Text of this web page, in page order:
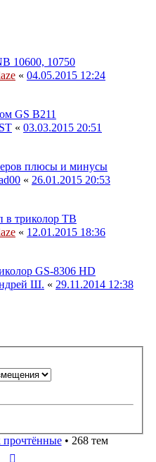
10600, 10750
« 04.05.2015 12:24
GS B211
« 03.03.2015 20:51
плюсы и минусы
« 26.01.2015 20:53
в триколор ТВ
« 12.01.2015 18:36
GS-8306 HD
Ш. « 29.11.2014 12:38
прочтённые• 268 тем